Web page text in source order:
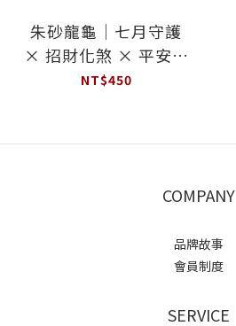
朱砂龍龜｜七月守護
× 招財化煞 × 平安隨
行
NT$450
COMPANY
品牌故事
會員制度
SERVICE